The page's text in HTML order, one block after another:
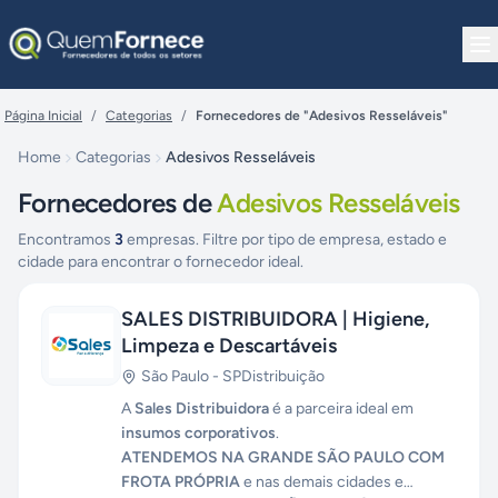
Página Inicial / Categorias / Fornecedores de "Adesivos Resseláveis"
Home Categorias Adesivos Resseláveis
Fornecedores deAdesivos Resseláveis
Encontramos 3 empresas. Filtre por tipo de empresa, estado e
cidade para encontrar o fornecedor ideal.
SALES DISTRIBUIDORA | Higiene,
Limpeza e Descartáveis
São Paulo - SPDistribuição
A Sales Distribuidoraé a parceira ideal em
insumos corporativos.
ATENDEMOS NA GRANDE SÃO PAULO COM
FROTA PRÓPRIAe nas demais cidades e